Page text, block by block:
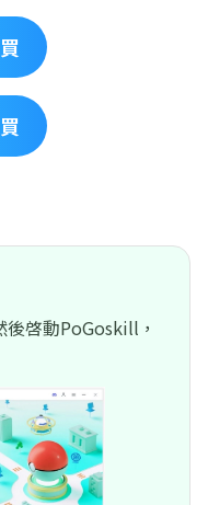
啓動PoGoskill，